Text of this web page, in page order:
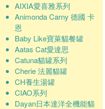
AIXIA愛喜雅系列
Animonda Carny 德國 卡
恩
Baby Like寶萊貓餐罐
Aatas Cat愛達思
Catuna貓罐系列
Cherie 法麗貓罐
CH養生湯罐
CIAO系列
Dayan日本達洋全機能貓